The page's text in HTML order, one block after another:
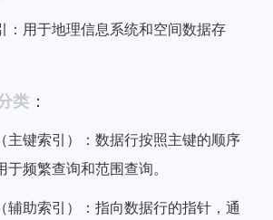
：用于地理信息系统和空间数据存
类 ：
主键索引）：数据行按照主键的顺序
于频繁查询和范围查询。
辅助索引）：指向数据行的指针，通